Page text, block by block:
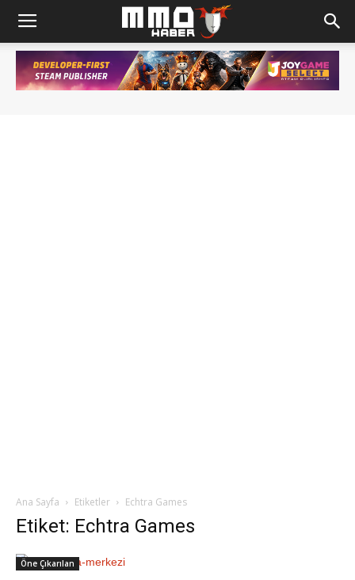
Ana Sayfa Etiketler Echtra Games
Etiket: Echtra Games
Öne Çıkarılan